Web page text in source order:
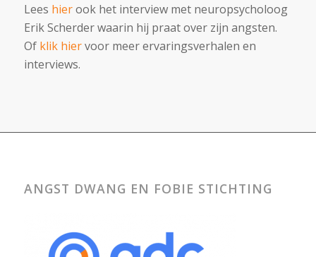
Lees hierook het interview met neuropsycholoog
Erik Scherder waarin hij praat over zijn angsten.
Ofklik hiervoor meer ervaringsverhalen en
interviews.
ANGST DWANG EN FOBIE STICHTING